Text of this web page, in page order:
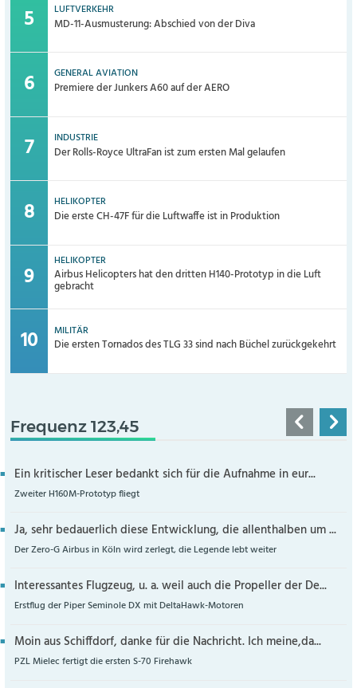
LUFTVERKEHR
MD-11-Ausmusterung: Abschied von der Diva
GENERAL AVIATION
Premiere der Junkers A60 auf der AERO
INDUSTRIE
Der Rolls-Royce UltraFan ist zum ersten Mal gelaufen
HELIKOPTER
Die erste CH-47F für die Luftwaffe ist in Produktion
HELIKOPTER
Airbus Helicopters hat den dritten H140-Prototyp in die Luft
gebracht
MILITÄR
Die ersten Tornados des TLG 33 sind nach Büchel zurückgekehrt
Frequenz 123,45
Ein kritischer Leser bedankt sich für die Aufnahme in eur...
Zweiter H160M-Prototyp fliegt
Ja, sehr bedauerlich diese Entwicklung, die allenthalben um ...
Der Zero-G Airbus in Köln wird zerlegt, die Legende lebt weiter
Interessantes Flugzeug, u. a. weil auch die Propeller der De...
Erstflug der Piper Seminole DX mit DeltaHawk-Motoren
Moin aus Schiffdorf, danke für die Nachricht. Ich meine,da...
PZL Mielec fertigt die ersten S-70 Firehawk